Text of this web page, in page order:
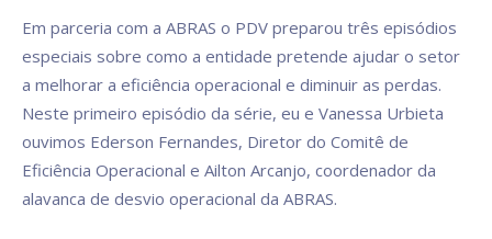
Em parceria com a ABRAS o PDV preparou três episódios
especiais sobre como a entidade pretende ajudar o setor
a melhorar a eficiência operacional e diminuir as perdas.
Neste primeiro episódio da série, eu e Vanessa Urbieta
ouvimos Ederson Fernandes, Diretor do Comitê de
Eficiência Operacional e Ailton Arcanjo, coordenador da
alavanca de desvio operacional da ABRAS.